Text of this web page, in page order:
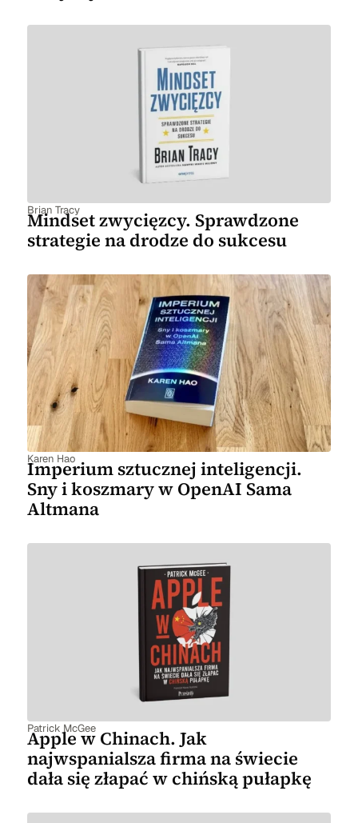
Brian Tracy
Mindset zwycięzcy. Sprawdzone
strategie na drodze do sukcesu
Karen Hao
Imperium sztucznej inteligencji.
Sny i koszmary w OpenAI Sama
Altmana
Patrick McGee
Apple w Chinach. Jak
najwspanialsza firma na świecie
dała się złapać w chińską pułapkę